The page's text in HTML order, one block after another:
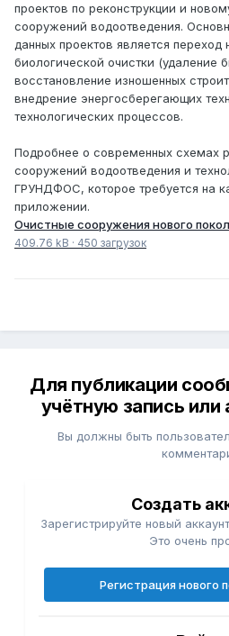
проектов по реконструкции и
сооружений водоотведения.
данных проектов является переход
биологической очистки (удаление
восстановление изношенных
внедрение энергосберегающих
технологических процессов.
Подробнее о современных схемах
сооружений водоотведения и
ГРУНДФОС, которое требуется на
приложении.
Очистные сооружения нового
409.76 kB · 450 загрузок
Для публикации
учётную запись или
Вы должны быть
Создать
Зарегистрируйте новый
Это очень
Регистрация нового